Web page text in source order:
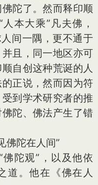
陀了。然而释印顺
本大乘”凡夫佛，
间一隅，更不通于
且，同一地区亦可
自创这种荒诞的人
正说，然而因为符
到学术研究者的推
陀、佛法产生了错
陀在人间”
陀观”，以及他依
道。他在《佛在人